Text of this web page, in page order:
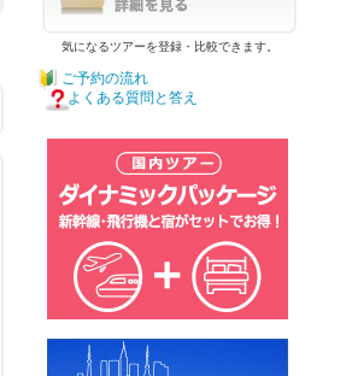
気になるツアーを登録・比較できます。
ご予約の流れ
よくある質問と答え